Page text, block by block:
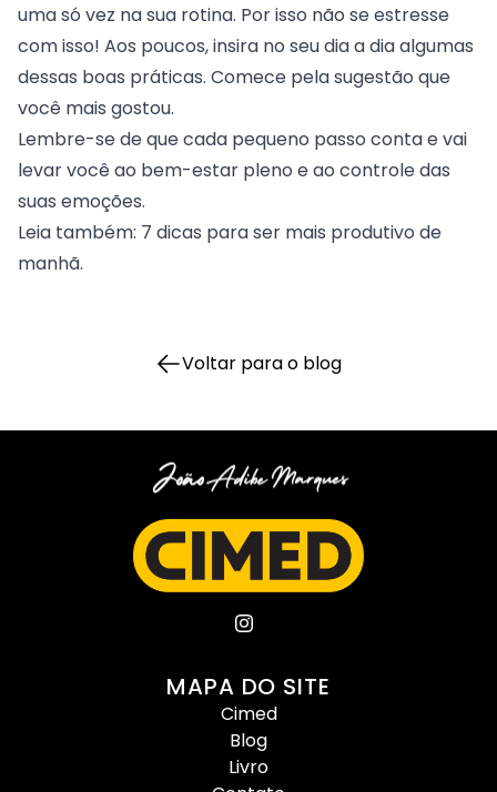
uma só vez na sua rotina. Por isso não se estresse
com isso! Aos poucos, insira no seu dia a dia algumas
dessas boas práticas. Comece pela sugestão que
você mais gostou.
Lembre-se de que cada pequeno passo conta e vai
levar você ao bem-estar pleno e ao controle das
suas emoções.
Leia também: 7 dicas para ser mais produtivo de
manhã.
Voltar para o blog
MAPA DO SITE
Cimed
Blog
Livro